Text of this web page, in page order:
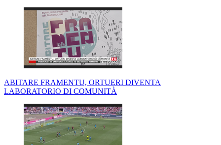
ABITARE FRAMENTU, ORTUERI DIVENTA
LABORATORIO DI COMUNITÀ